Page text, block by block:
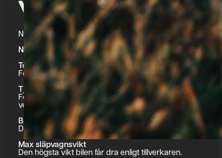
VIKT OCH LAST
När man pratar om husvagn och släp regler är vikter ett
Några viktbegrepp att känna till:
Totalvikt
Fordonets vikt inklusive maximal tillåten last.
Tjänstevikt
Fordonets vikt i körklart skick. Tjänstevikten är
verktyg, drivmedel och vätskor ingår samt en förare på
Bruttovikt
Den faktiska vikten vid ett visst tillfälle.
Max släpvagnsvikt
Den högsta vikt bilen får dra enligt tillverkaren.